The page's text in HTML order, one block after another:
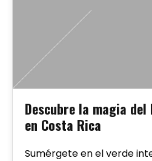
Descubre la magia
en Costa Rica
Sumérgete en el verde